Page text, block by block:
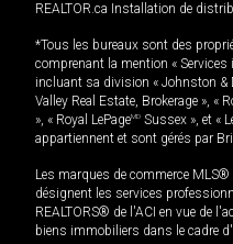
REALTOR.ca Installation de
*Tous les bureaux sont des
comprenant la mention « Services
incluant sa division « Johnston &
Valley Real Estate, Brokerage », «
», « Royal LePageMD Sussex », et «
appartiennent et sont gérés par
Les marques de commerce
désignent les services
REALTORS® de l'ACI en vue de
biens immobiliers dans le cadre